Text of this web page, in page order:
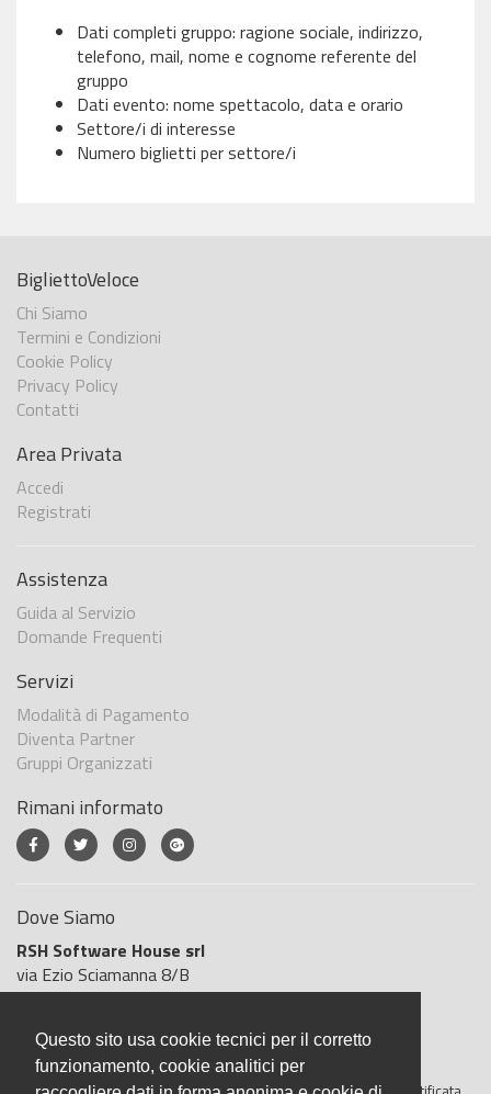
Questo sito usa cookie tecnici per il corretto
funzionamento, cookie analitici per
Dati completi gruppo: ragione sociale, indirizzo,
telefono, mail, nome e cognome referente del
gruppo
Dati evento: nome spettacolo, data e orario
Settore/i di interesse
Numero biglietti per settore/i
BigliettoVeloce
Chi Siamo
Termini e Condizioni
Cookie Policy
Privacy Policy
Contatti
Area Privata
Accedi
Registrati
Assistenza
Guida al Servizio
Domande Frequenti
Servizi
Modalità di Pagamento
Diventa Partner
Gruppi Organizzati
Rimani informato
Dove Siamo
RSH Software House srl
via Ezio Sciamanna 8/B
00168 Roma
Italia